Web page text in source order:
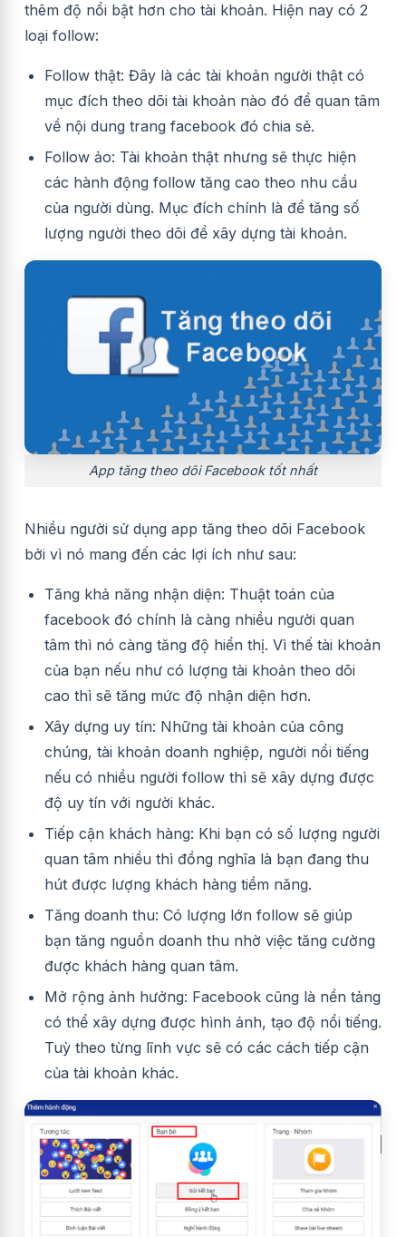
thêm độ nổi bật hơn cho tài khoản. Hiện nay có 2
loại follow:
Follow thật: Đây là các tài khoản người thật có
mục đích theo dõi tài khoản nào đó để quan tâm
về nội dung trang facebook đó chia sẻ.
Follow ảo: Tài khoản thật nhưng sẽ thực hiện
các hành động follow tăng cao theo nhu cầu
của người dùng. Mục đích chính là để tăng số
lượng người theo dõi để xây dựng tài khoản.
App tăng theo dõi Facebook tốt nhất
Nhiều người sử dụng app tăng theo dõi Facebook
bởi vì nó mang đến các lợi ích như sau:
Tăng khả năng nhận diện: Thuật toán của
facebook đó chính là càng nhiều người quan
tâm thì nó càng tăng độ hiển thị. Vì thế tài khoản
của bạn nếu như có lượng tài khoản theo dõi
cao thì sẽ tăng mức độ nhận diện hơn.
Xây dựng uy tín: Những tài khoản của công
chúng, tài khoản doanh nghiệp, người nổi tiếng
nếu có nhiều người follow thì sẽ xây dựng được
độ uy tín với người khác.
Tiếp cận khách hàng: Khi bạn có số lượng người
quan tâm nhiều thì đồng nghĩa là bạn đang thu
hút được lượng khách hàng tiềm năng.
Tăng doanh thu: Có lượng lớn follow sẽ giúp
bạn tăng nguồn doanh thu nhờ việc tăng cường
được khách hàng quan tâm.
Mở rộng ảnh hưởng: Facebook cũng là nền tảng
có thể xây dựng được hình ảnh, tạo độ nổi tiếng.
Tuỳ theo từng lĩnh vực sẽ có các cách tiếp cận
của tài khoản khác.